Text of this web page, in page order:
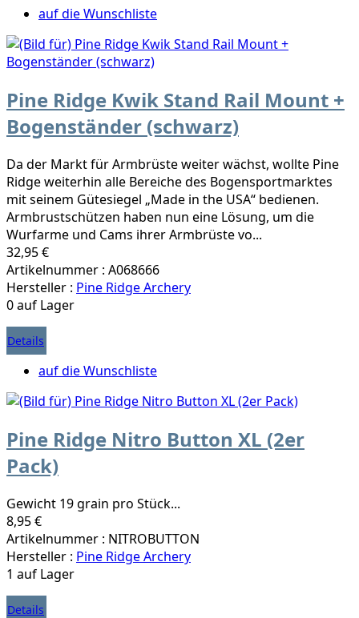
auf die Wunschliste
Pine Ridge Kwik Stand Rail Mount +
Bogenständer (schwarz)
Da der Markt für Armbrüste weiter wächst, wollte Pine
Ridge weiterhin alle Bereiche des Bogensportmarktes
mit seinem Gütesiegel „Made in the USA“ bedienen.
Armbrustschützen haben nun eine Lösung, um die
Wurfarme und Cams ihrer Armbrüste vo...
32,95 €
Artikelnummer : A068666
Hersteller : Pine Ridge Archery
0 auf Lager
Details
auf die Wunschliste
Pine Ridge Nitro Button XL (2er
Pack)
Gewicht 19 grain pro Stück...
8,95 €
Artikelnummer : NITROBUTTON
Hersteller : Pine Ridge Archery
1 auf Lager
Details